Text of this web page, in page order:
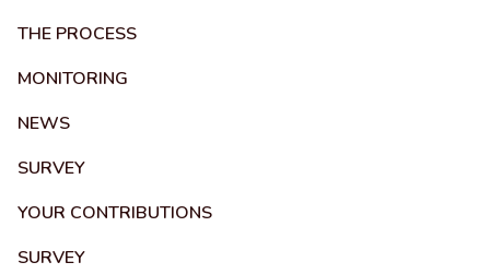
THE PROCESS
MONITORING
NEWS
SURVEY
YOUR CONTRIBUTIONS
SURVEY